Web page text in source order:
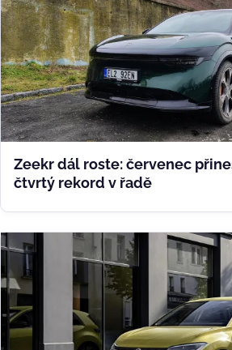
Zeekr dál roste: červenec
čtvrtý rekord v řadě